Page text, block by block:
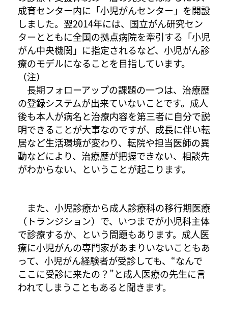
成育センター内に「小児がんセンター」を開設
しました。翌2014年には、国立がん研究セン
ターとともに全国の拠点病院を牽引する「小児
がん中央機関」に指定されるなど、小児がん診
療のモデルになることを目指しています。
（注）
長期フォローアップの課題の一つは、治療歴
の登録システムが出来ていないことです。成人
後も本人が病名と治療内容を第三者に自分で説
明できることが大事なのですが、成長に伴い転
居など生活環境が変わり、転院や担当医師の異
動などにより、治療歴が把握できない、相談先
がわからない、ということが起こります。
また、小児診療から成人診療科の移行期医療
（トランジション）で、いつまでが小児科主体
で診療するか、という問題もあります。成人医
療に小児がんの専門家があまりいないこともあ
って、小児がん経験者が受診しても、“なんで
ここに受診に来たの？”と成人医療の先生に言
われてしまうこともあると聞きます。